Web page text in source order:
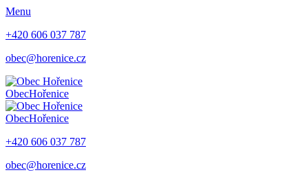
Menu
+420 606 037 787
obec@horenice.cz
ObecHořenice
ObecHořenice
+420 606 037 787
obec@horenice.cz